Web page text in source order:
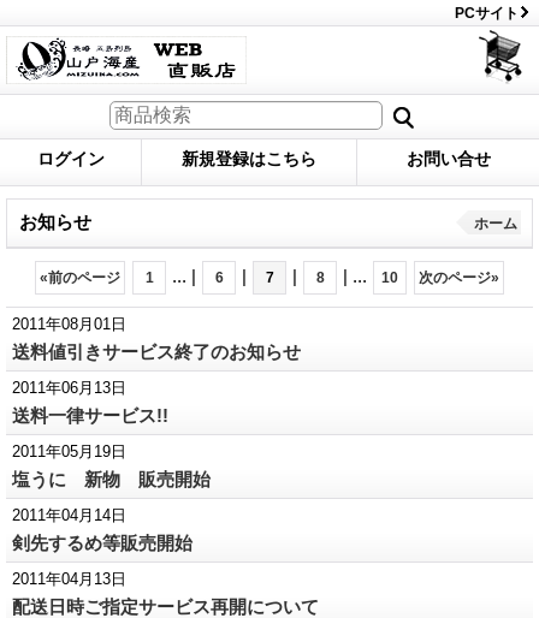
PCサイト
ログイン 新規登録はこちら お問い合せ
お知らせ ホーム
«前のページ 1 ... | 6 | 7 | 8 | ... 10 次のページ»
2011年08月01日
送料値引きサービス終了のお知らせ
2011年06月13日
送料一律サービス!!
2011年05月19日
塩うに 新物 販売開始
2011年04月14日
剣先するめ等販売開始
2011年04月13日
配送日時ご指定サービス再開について